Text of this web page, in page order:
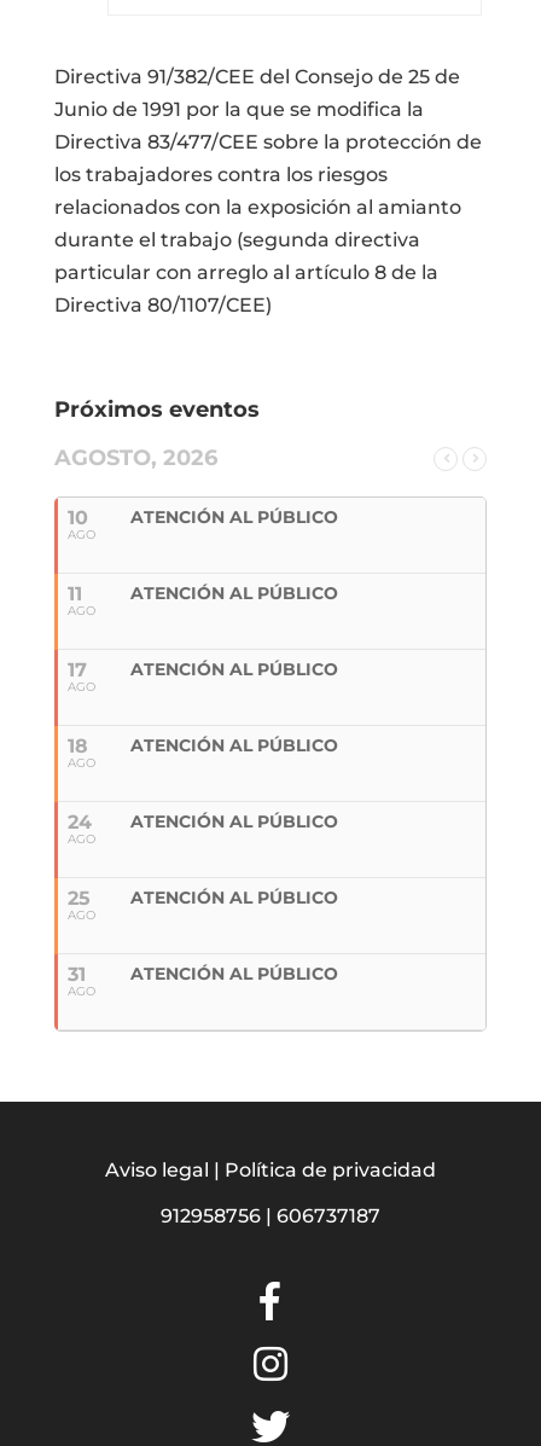
Directiva 91/382/CEE del Consejo de 25 de
Junio de 1991 por la que se modifica la
Directiva 83/477/CEE sobre la protección de
los trabajadores contra los riesgos
relacionados con la exposición al amianto
durante el trabajo (segunda directiva
particular con arreglo al artículo 8 de la
Directiva 80/1107/CEE)
Próximos eventos
AGOSTO, 2026
10
AGO
ATENCIÓN AL PÚBLICO
11
AGO
ATENCIÓN AL PÚBLICO
17
AGO
ATENCIÓN AL PÚBLICO
18
AGO
ATENCIÓN AL PÚBLICO
24
AGO
ATENCIÓN AL PÚBLICO
25
AGO
ATENCIÓN AL PÚBLICO
31
AGO
ATENCIÓN AL PÚBLICO
Aviso legal | Política de privacidad
912958756| 606737187